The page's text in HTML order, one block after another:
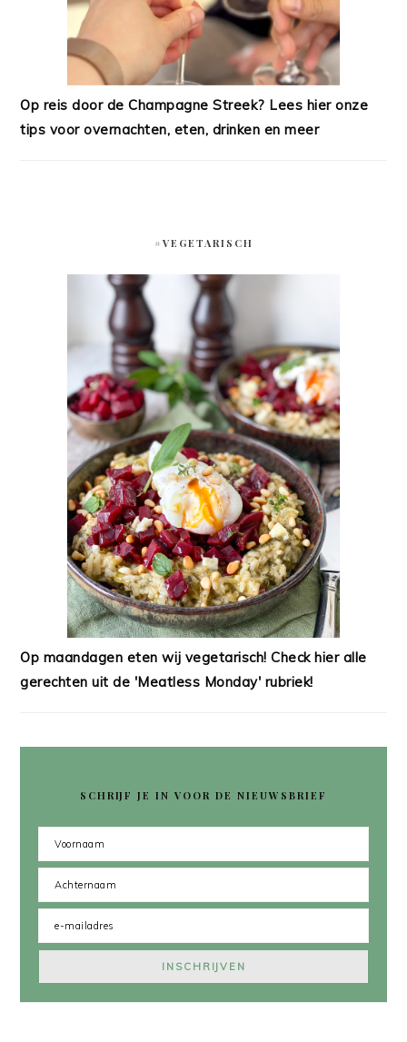
Op reis door de Champagne Streek? Lees hier onze
tips voor overnachten, eten, drinken en meer
#VEGETARISCH
Op maandagen eten wij vegetarisch! Check hier alle
gerechten uit de 'Meatless Monday' rubriek!
SCHRIJF JE IN VOOR DE NIEUWSBRIEF